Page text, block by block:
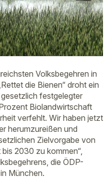
Volksbegehren in
die Bienen“ droht ein
festgelegter
Biolandwirtschaft
verfehlt. Wir haben jetzt
herumzureißen und
Zielvorgabe von
2030 zu kommen“,
die ÖDP-
München.